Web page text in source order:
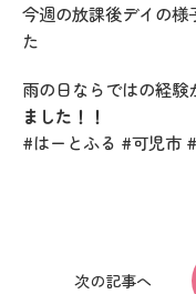
今週の放課後デイの様
た
雨の日ならではの経験
ました！！
#はーとふる #可児市
次の記事へ